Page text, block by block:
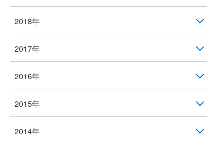
2018年
2017年
2016年
2015年
2014年